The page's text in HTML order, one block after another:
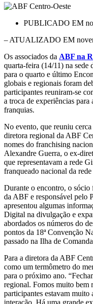
PUBLICADO EM
– ATUALIZADO EM
Os associados da ABF na
quarta-feira (14/11) na
para o quarto e último
globais e regionais foram
participantes reuniram-se
a troca de experiências para
franquias.
No evento, que reuniu cerca
diretora regional da ABF
nomes do franchising
Alexandre Guerra, o ex-
que representavam a rede
franqueado nacional da
Durante o encontro, o sócio
da ABF e responsável pelo
apresentou algumas
Digital na divulgação e
abordados os números do
pontos da 18ª Convenção
passado na Ilha de
Para a diretora da ABF
como um termômetro do
para o próximo ano.
regional. Fomos muito bem
participantes estavam